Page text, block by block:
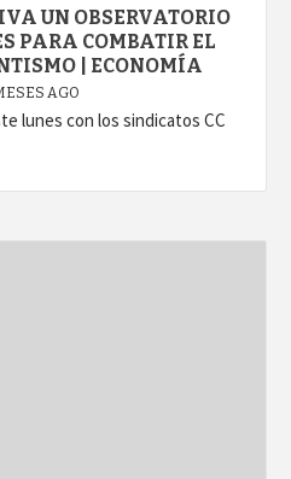
UN OBSERVATORIO
PARA COMBATIR EL
| ECONOMÍA
AGO
lunes con los sindicatos CC